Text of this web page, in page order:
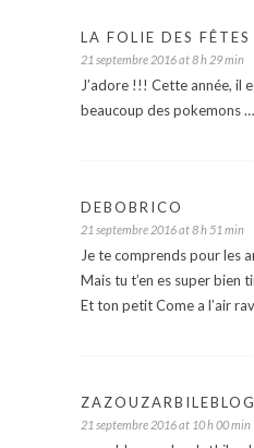
LA FOLIE DES FÊTES
21 septembre 2016 at 8 h 29 min
J’adore !!! Cette année, il
beaucoup des pokemons …
DEBOBRICO
21 septembre 2016 at 8 h 51 min
Je te comprends pour les
Mais tu t’en es super bien
Et ton petit Come a l’air
ZAZOUZARBILEBLOG
21 septembre 2016 at 10 h 00 min